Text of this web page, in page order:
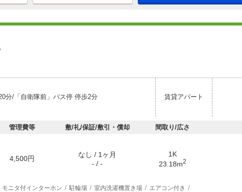
分/「自衛隊前」バス停 停歩2分 賃貸アパート
管理費等 敷/礼/保証/敷引・償却 間取り/広さ
4,500円
なし / 1ヶ月
- / -
1K
23.18m2
モニタ付インターホン 駐輪場 室内洗濯機置き場 エアコン付き